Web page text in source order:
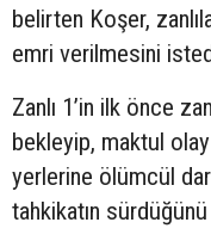
belirten Koşer,
emri verilmesini
Zanlı 1’in ilk önce
bekleyip, maktul
yerlerine ölümcül
tahkikatın